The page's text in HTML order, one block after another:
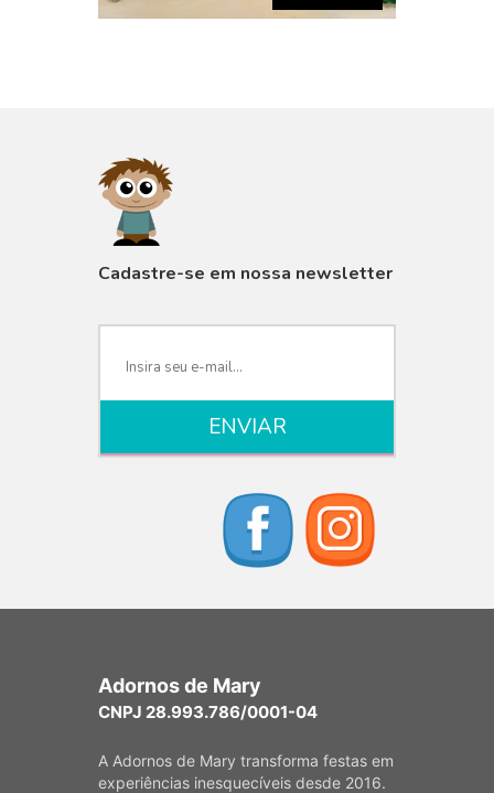
Cadastre-se em nossa newsletter
Adornos de Mary
CNPJ 28.993.786/0001-04
A Adornos de Mary transforma festas em
experiências inesquecíveis desde 2016.